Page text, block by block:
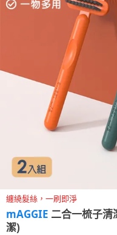
纏繞髮絲，一刷即淨
mAGGIE 二合一梳子清
潔)